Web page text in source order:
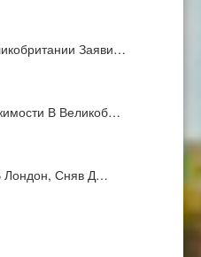
Заяви…
В Великоб…
Лондон, Сняв Д…